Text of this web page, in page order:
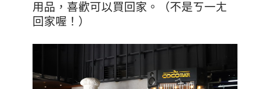
用品，喜歡可以買回家。（不是ㄎ一ㄤ
回家喔！）